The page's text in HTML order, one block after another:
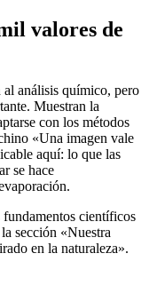
valores de
al análisis químico, pero
Muestran la
con los métodos
«Una imagen vale
aquí: lo que las
se hace
fundamentos científicos
sección «Nuestra
en la naturaleza».